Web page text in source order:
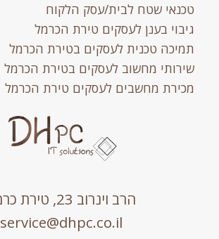
טכנאי שטח לבית/עסק הלקוח
גיבוי בענן לעסקים טירת הכרמל
תמיכה טכנית לעסקים בטירת הכרמל
שירותי מחשוב לעסקים בטירת הכרמל
מכירת מחשבים לעסקים טירת הכרמל
הרב וינרוב 23, טירת כרמל
service@dhpc.co.il